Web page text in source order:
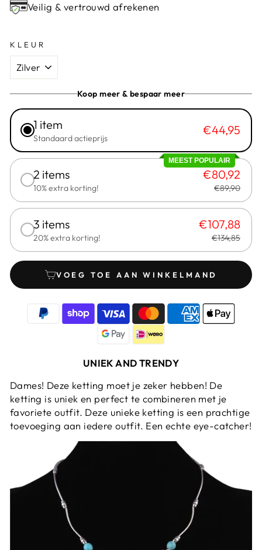
Veilig & vertrouwd afrekenen
KLEUR
Koop meer & bespaar meer
1 item
Standaard actieprijs
€44,95
MEEST POPULAIR
2 items
10% extra korting!
€80,92
€89,90
3 items
20% extra korting!
€107,88
€134,85
VOEG TOE AAN WINKELMAND
UNIEK AND TRENDY
Dames! Deze ketting moet je zeker hebben! De
ketting is uniek en perfect te combineren met je
favoriete outfit. Deze unieke ketting is een prachtige
toevoeging aan iedere outfit. Een echte eye-catcher!